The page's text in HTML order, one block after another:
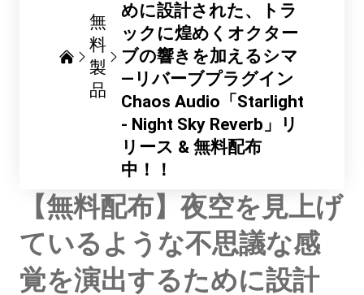
無
料
製
品
めに設計された、トラ
ックに煌めくオクター
ブの響きを加えるシマ
―リバーブプラグイン
Chaos Audio「Starlight
- Night Sky Reverb」リ
リース & 無料配布
中！！
【無料配布】夜空を見上げ
ているような不思議な感
覚を演出するために設計